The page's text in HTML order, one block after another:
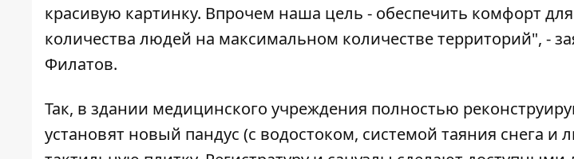
красивую картинку. Впрочем наша цель - обеспечить комфорт
количества людей на максимальном количестве территорий", -
Филатов.
Так, в здании медицинского учреждения полностью
установят новый пандус (с водостоком, системой таяния снега и